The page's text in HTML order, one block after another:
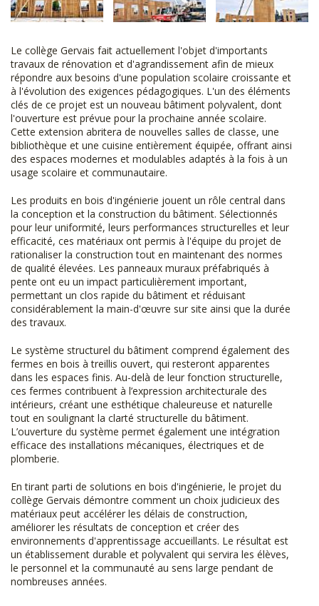
Le collège Gervais fait actuellement l'objet d'importants
travaux de rénovation et d'agrandissement afin de mieux
répondre aux besoins d'une population scolaire croissante et
à l'évolution des exigences pédagogiques. L'un des éléments
clés de ce projet est un nouveau bâtiment polyvalent, dont
l'ouverture est prévue pour la prochaine année scolaire.
Cette extension abritera de nouvelles salles de classe, une
bibliothèque et une cuisine entièrement équipée, offrant ainsi
des espaces modernes et modulables adaptés à la fois à un
usage scolaire et communautaire.
Les produits en bois d'ingénierie jouent un rôle central dans
la conception et la construction du bâtiment. Sélectionnés
pour leur uniformité, leurs performances structurelles et leur
efficacité, ces matériaux ont permis à l'équipe du projet de
rationaliser la construction tout en maintenant des normes
de qualité élevées. Les panneaux muraux préfabriqués à
pente ont eu un impact particulièrement important,
permettant un clos rapide du bâtiment et réduisant
considérablement la main-d'œuvre sur site ainsi que la durée
des travaux.
Le système structurel du bâtiment comprend également des
fermes en bois à treillis ouvert, qui resteront apparentes
dans les espaces finis. Au-delà de leur fonction structurelle,
ces fermes contribuent à l’expression architecturale des
intérieurs, créant une esthétique chaleureuse et naturelle
tout en soulignant la clarté structurelle du bâtiment.
L’ouverture du système permet également une intégration
efficace des installations mécaniques, électriques et de
plomberie.
En tirant parti de solutions en bois d'ingénierie, le projet du
collège Gervais démontre comment un choix judicieux des
matériaux peut accélérer les délais de construction,
améliorer les résultats de conception et créer des
environnements d'apprentissage accueillants. Le résultat est
un établissement durable et polyvalent qui servira les élèves,
le personnel et la communauté au sens large pendant de
nombreuses années.